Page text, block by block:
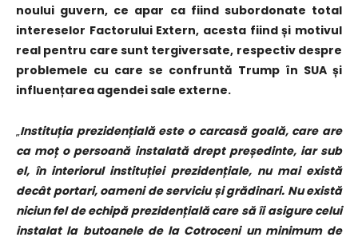
noului guvern, ce apar ca fiind subordonate total
intereselor Factorului Extern, acesta fiind și motivul
real pentru care sunt tergiversate, respectiv despre
problemele cu care se confruntă Trump în SUA și
influențarea agendei sale externe.
„Instituția prezidențială este o carcasă goală, care are
ca moț o persoană instalată drept președinte, iar sub
el, în interiorul instituției prezidențiale, nu mai există
decât portari, oameni de serviciu și grădinari. Nu există
niciun fel de echipă prezidențială care să îi asigure celui
instalat la butoanele de la Cotroceni un minimum de